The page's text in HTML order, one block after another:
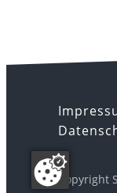
Copyright